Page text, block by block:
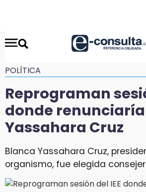
POLÍTICA
Reprograman
donde
Yassahara Cruz
Blanca Yassahara Cruz,
organismo, fue elegida